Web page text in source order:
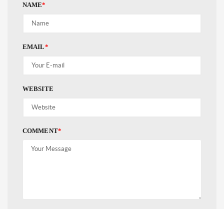
NAME*
EMAIL*
WEBSITE
COMMENT*